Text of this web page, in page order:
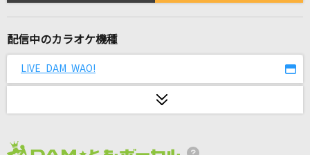
青春病
藤井 風
GACKT(Gackt)
[良音]アゲハ蝶
配信中のカラオケ機種
LIVE DAM WAO!